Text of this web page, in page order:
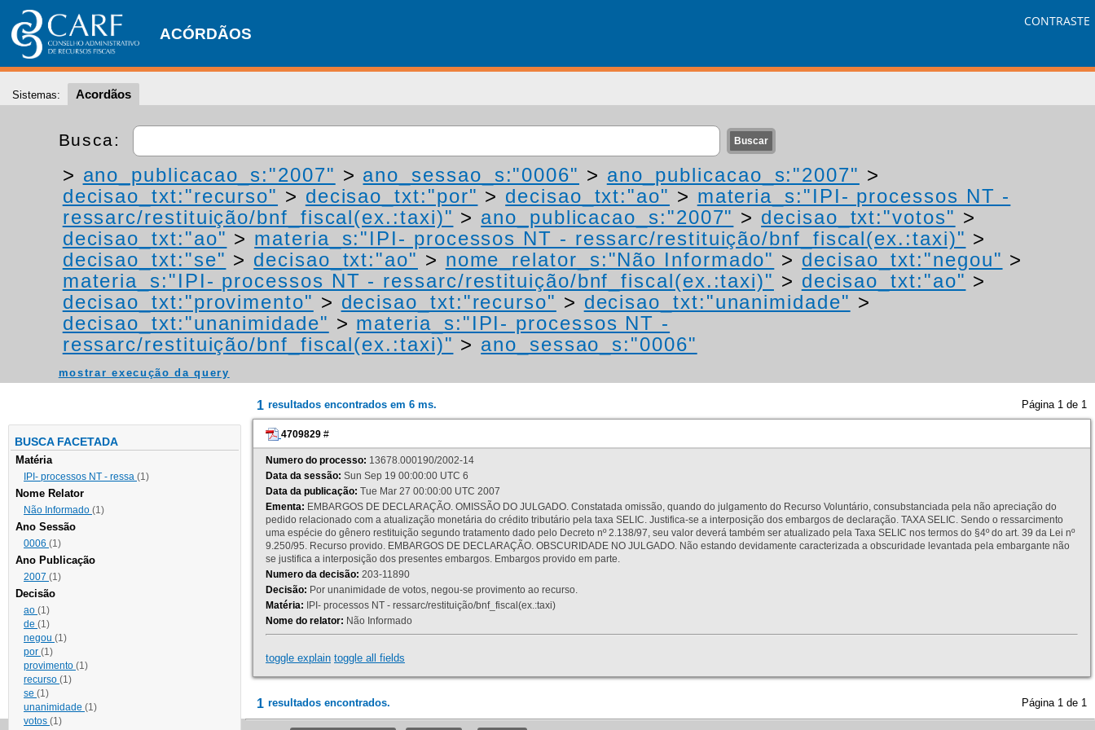
ACÓRDÃOS
CONTRASTE
Sistemas: Acordãos
Busca:
> ano_publicacao_s:"2007" > ano_sessao_s:"0006" > ano_publicacao_s:"2007" >
decisao_txt:"recurso" > decisao_txt:"por" > decisao_txt:"ao" > materia_s:"IPI- processos NT -
ressarc/restituição/bnf_fiscal(ex.:taxi)" > ano_publicacao_s:"2007" > decisao_txt:"votos" >
decisao_txt:"ao" > materia_s:"IPI- processos NT - ressarc/restituição/bnf_fiscal(ex.:taxi)" >
decisao_txt:"se" > decisao_txt:"ao" > nome_relator_s:"Não Informado" > decisao_txt:"negou" >
materia_s:"IPI- processos NT - ressarc/restituição/bnf_fiscal(ex.:taxi)" > decisao_txt:"ao" >
decisao_txt:"provimento" > decisao_txt:"recurso" > decisao_txt:"unanimidade" >
decisao_txt:"unanimidade" > materia_s:"IPI- processos NT -
ressarc/restituição/bnf_fiscal(ex.:taxi)" > ano_sessao_s:"0006"
mostrar execução da query
BUSCA FACETADA
Matéria
IPI- processos NT - ressa (1)
Nome Relator
Não Informado (1)
Ano Sessão
0006 (1)
Ano Publicação
2007 (1)
Decisão
ao (1)
de (1)
negou (1)
por (1)
provimento (1)
recurso (1)
se (1)
unanimidade (1)
votos (1)
1 resultados encontrados em 6 ms. Página 1 de 1
4709829 #
Numero do processo: 13678.000190/2002-14
Data da sessão: Sun Sep 19 00:00:00 UTC 6
Data da publicação: Tue Mar 27 00:00:00 UTC 2007
Ementa: EMBARGOS DE DECLARAÇÃO. OMISSÃO DO JULGADO. Constatada omissão, quando do julgamento do Recurso Voluntário, consubstanciada pela não apreciação do
pedido relacionado com a atualização monetária do crédito tributário pela taxa SELIC. Justifica-se a interposição dos embargos de declaração. TAXA SELIC. Sendo o ressarcimento
uma espécie do gênero restituição segundo tratamento dado pelo Decreto nº 2.138/97, seu valor deverá também ser atualizado pela Taxa SELIC nos termos do §4º do art. 39 da Lei nº
9.250/95. Recurso provido. EMBARGOS DE DECLARAÇÃO. OBSCURIDADE NO JULGADO. Não estando devidamente caracterizada a obscuridade levantada pela embargante não
se justifica a interposição dos presentes embargos. Embargos provido em parte.
Numero da decisão: 203-11890
Decisão: Por unanimidade de votos, negou-se provimento ao recurso.
Matéria: IPI- processos NT - ressarc/restituição/bnf_fiscal(ex.:taxi)
Nome do relator: Não Informado
toggle explain toggle all fields
1 resultados encontrados. Página 1 de 1